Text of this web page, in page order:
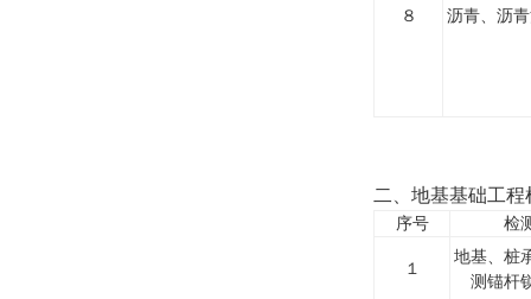
８ 沥青、沥
二、地基基础工程
序号 检
１
地基、桩
测锚杆